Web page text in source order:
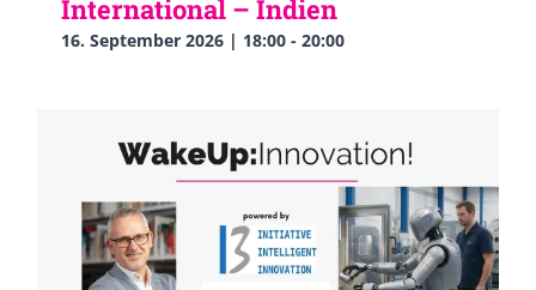
International – Indien
16. September 2026 | 18:00 - 20:00